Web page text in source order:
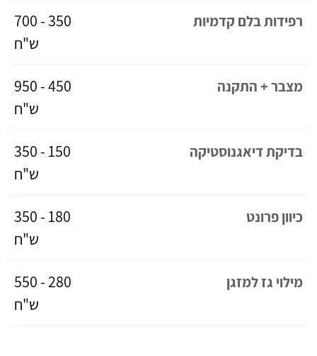
רפידות בלם קדמיות
350 - 700
ש"ח
מצבר + התקנה
450 - 950
ש"ח
בדיקת דיאגנוסטיקה
150 - 350
ש"ח
כיוון פרונט
180 - 350
ש"ח
מילוי גז למזגן
280 - 550
ש"ח